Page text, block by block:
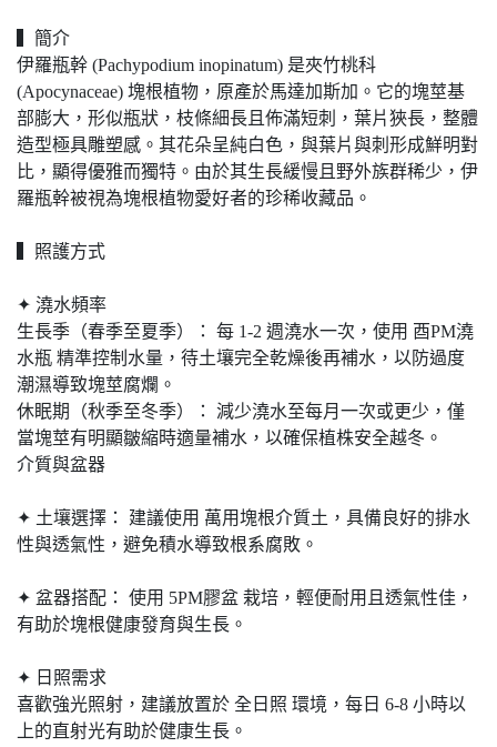
▍簡介
伊羅瓶幹 (Pachypodium inopinatum) 是夾竹桃科
(Apocynaceae) 塊根植物，原產於馬達加斯加。它的塊莖基
部膨大，形似瓶狀，枝條細長且佈滿短刺，葉片狹長，整體
造型極具雕塑感。其花朵呈純白色，與葉片與刺形成鮮明對
比，顯得優雅而獨特。由於其生長緩慢且野外族群稀少，伊
羅瓶幹被視為塊根植物愛好者的珍稀收藏品。
▍照護方式
✦ 澆水頻率
生長季（春季至夏季）： 每 1-2 週澆水一次，使用 酉PM澆
水瓶 精準控制水量，待土壤完全乾燥後再補水，以防過度
潮濕導致塊莖腐爛。
休眠期（秋季至冬季）： 減少澆水至每月一次或更少，僅
當塊莖有明顯皺縮時適量補水，以確保植株安全越冬。
介質與盆器
✦ 土壤選擇： 建議使用 萬用塊根介質土，具備良好的排水
性與透氣性，避免積水導致根系腐敗。
✦ 盆器搭配： 使用 5PM膠盆 栽培，輕便耐用且透氣性佳，
有助於塊根健康發育與生長。
✦ 日照需求
喜歡強光照射，建議放置於 全日照 環境，每日 6-8 小時以
上的直射光有助於健康生長。